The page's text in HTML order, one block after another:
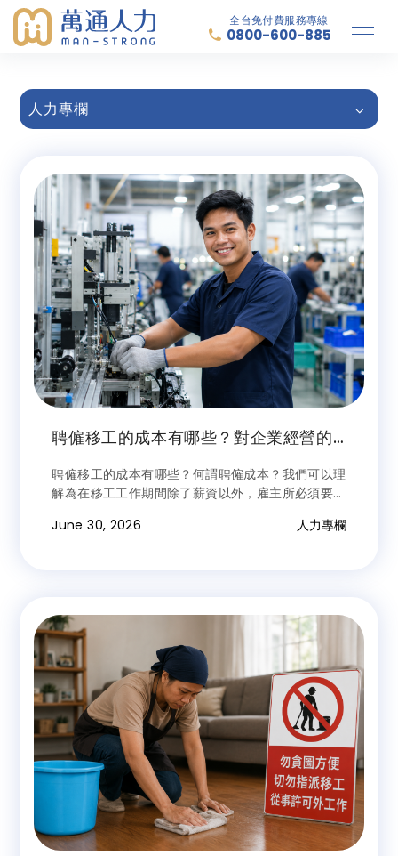
全台免付費服務專線
0800-600-885
人力專欄
聘僱移工的成本有哪些？對企業經營的
聘僱移工的成本有哪些？何謂聘僱成本？我們可以理
解為在移工工作期間除了薪資以外，雇主所必須要再
範外（我們可以稱之為法規成本），尚包括相關利害
June 30, 2026 人力專欄